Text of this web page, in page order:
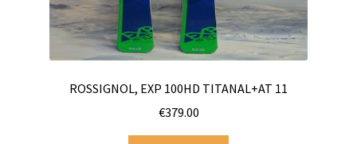
ROSSIGNOL, EXP 100HD TITANAL+AT 11
€379.00